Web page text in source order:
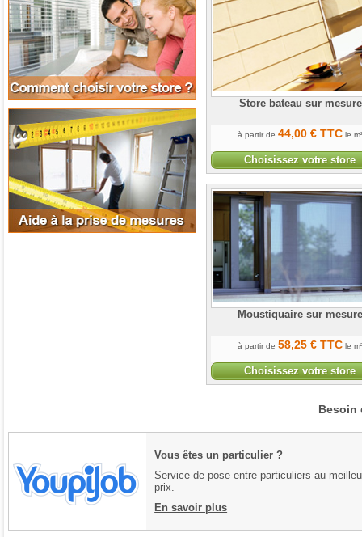
Store bateau sur mesure
à partir de 44,00 € TTC le m²
Choisissez votre store
Moustiquaire sur mesure
à partir de 58,25 € TTC le m²
Choisissez votre store
Besoin
Vous êtes un particulier ?
Service de pose entre particuliers au
prix.
En savoir plus